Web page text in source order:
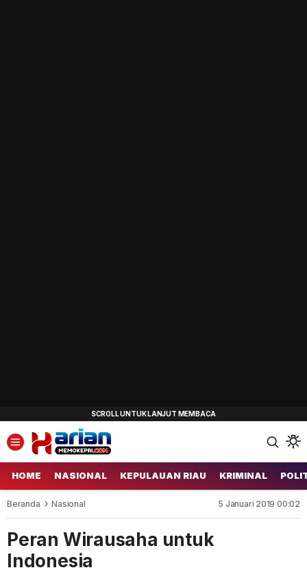
HOME NASIONAL KEPULAUAN RIAU KRIMINAL
Beranda Nasional 5 Januari 2019 00:02
Peran Wirausaha untuk
Indonesia